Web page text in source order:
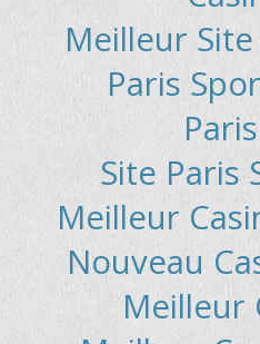
Meilleur
Paris
Site Paris
Meilleur
Nouveau
Meilleur